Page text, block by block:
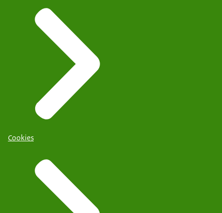
Cookies